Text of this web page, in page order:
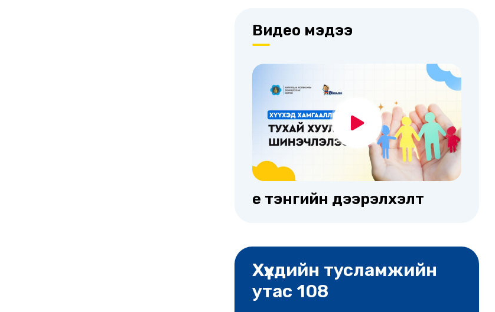
Видео мэдээ
Үе тэнгийн дээрэлхэлт
Хүүхдийн тусламжийн
утас 108